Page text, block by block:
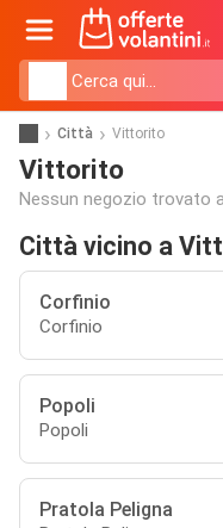
Città Vittorito
Vittorito
Nessun negozio trovato
Città vicino a
Corfinio
Corfinio
Popoli
Popoli
Pratola Peligna